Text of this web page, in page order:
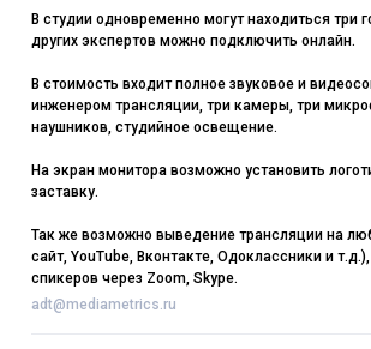
В студии одновременно могут находиться три
других экспертов можно подключить онлайн.
В стоимость входит полное звуковое и
инженером трансляции, три камеры, три
наушников, студийное освещение.
На экран монитора возможно установить
заставку.
Так же возможно выведение трансляции на
сайт, YouTube, Вконтакте, Одоклассники и
спикеров через Zoom, Skype.
adt@mediametrics.ru